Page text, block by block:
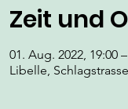
Zeit und
01. Aug. 2022, 19:00
Libelle,